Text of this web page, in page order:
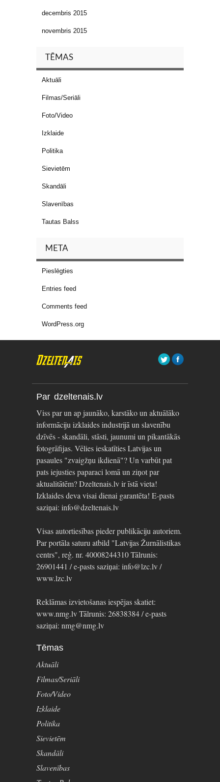
decembris 2015
novembris 2015
TĒMAS
Aktuāli
Filmas/Seriāli
Foto/Video
Izklaide
Politika
Sievietēm
Skandāli
Slavenības
Tautas Balss
META
Pieslēgties
Entries feed
Comments feed
WordPress.org
Par dzeltenais.lv
Viss par un ap jaunāko, karstāko un aktuālāko
informāciju izklaides industrijā un slavenību
dzīvēs - skandāli, stāsti, jaunumi un pikantākās
fotogrāfijas. Vēlies ieskatīties Latvijas un
pasaules "zvaigžņu ikdienā"? Un varbūt pat
pats iejusties paparaci lomā un ziņot par
aktualitātēm? Dzeltenais.lv ir īstā vieta!
Izklaides deva visai dienai garantēta! E-pasts
saziņai: info@dzeltenais.lv
Visas autortiesības pieder publikāciju autoriem.
Par portāla saturu atbild "Latvijas Žurnālistikas
centrs", reģ. nr. 40008244310 Tālrunis:
26901441 / e-pasts saziņai: info@lzc.lv /
www.lzc.lv
Reklāmas izvietošanas iespējas skatiet:
www.nmg.lv Tālrunis: 26838384 / e-pasts
saziņai: nmg@nmg.lv
Tēmas
Aktuāli
Filmas/Seriāli
Foto/Video
Izklaide
Politika
Sievietēm
Skandāli
Slavenības